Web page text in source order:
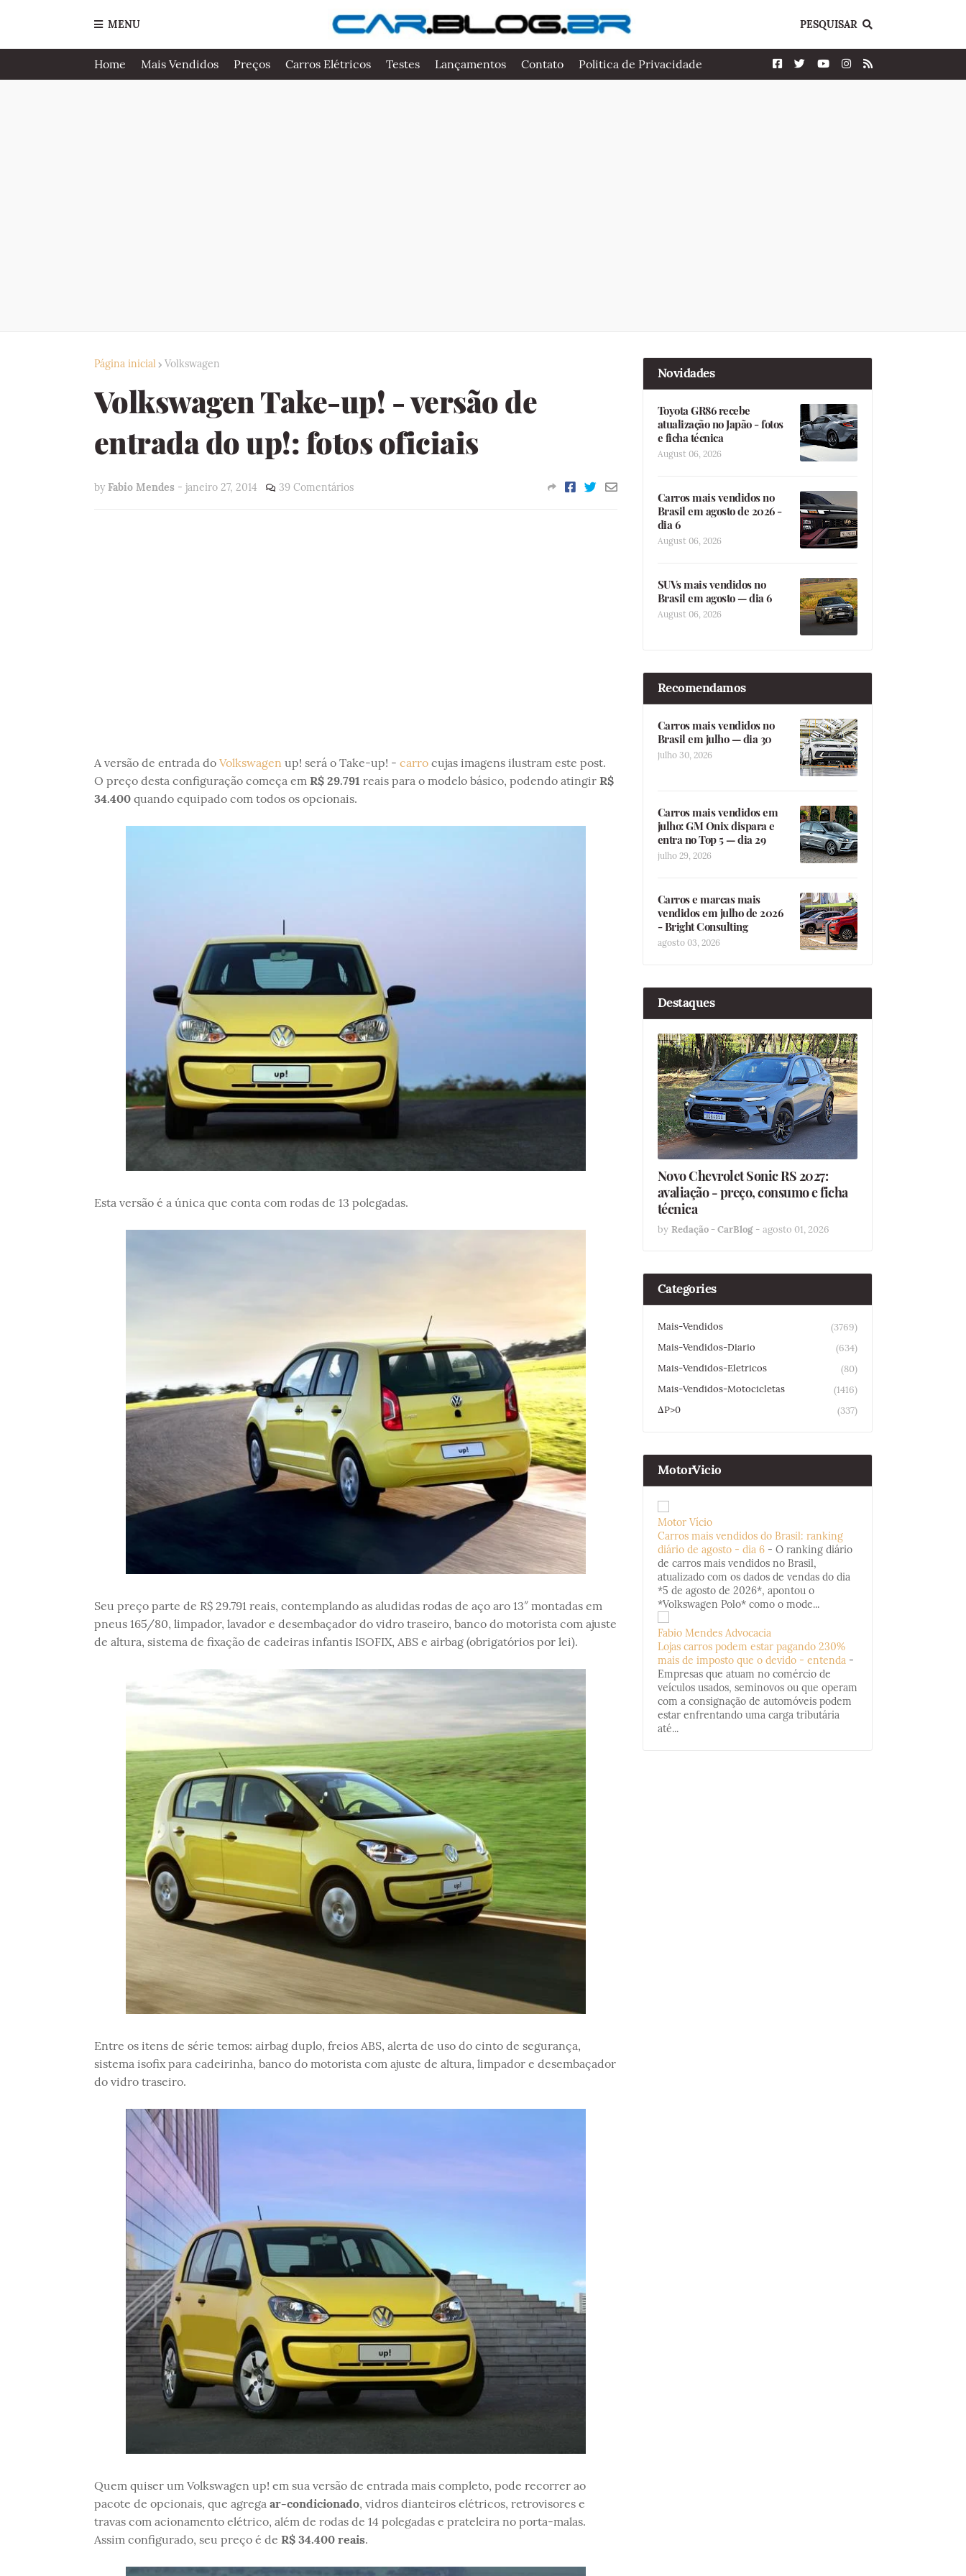
MENU PESQUISAR
Home Mais Vendidos Preços Carros Elétricos Testes Lançamentos Contato Politica de Privacidade
Página inicial Volkswagen
Volkswagen Take-up! - versão de
entrada do up!: fotos oficiais
by Fabio Mendes - janeiro 27, 2014 39 Comentários
A versão de entrada do Volkswagen up! será o Take-up! - carrocujas imagens ilustram este post.
O preço desta configuração começa em R$ 29.791 reais para o modelo básico, podendo atingir R$
34.400quando equipado com todos os opcionais.
Esta versão é a única que conta com rodas de 13 polegadas.
Seu preço parte de R$ 29.791 reais, contemplando as aludidas rodas de aço aro 13″ montadas em
pneus 165/80, limpador, lavador e desembaçador do vidro traseiro, banco do motorista com ajuste
de altura, sistema de fixação de cadeiras infantis ISOFIX, ABS e airbag (obrigatórios por lei).
Entre os itens de série temos: airbag duplo, freios ABS, alerta de uso do cinto de segurança,
sistema isofix para cadeirinha, banco do motorista com ajuste de altura, limpador e desembaçador
do vidro traseiro.
Quem quiser um Volkswagen up! em sua versão de entrada mais completo, pode recorrer ao
pacote de opcionais, que agrega ar-condicionado, vidros dianteiros elétricos, retrovisores e
travas com acionamento elétrico, além de rodas de 14 polegadas e prateleira no porta-malas.
Assim configurado, seu preço é de R$ 34.400 reais.
Novidades
Toyota GR86 recebe
atualização no Japão - fotos
e ficha técnica
August 06, 2026
Carros mais vendidos no
Brasil em agosto de 2026 -
dia 6
August 06, 2026
SUVs mais vendidos no
Brasil em agosto — dia 6
August 06, 2026
Recomendamos
Carros mais vendidos no
Brasil em julho — dia 30
julho 30, 2026
Carros mais vendidos em
julho: GM Onix dispara e
entra no Top 5 — dia 29
julho 29, 2026
Carros e marcas mais
vendidos em julho de 2026
- Bright Consulting
agosto 03, 2026
Destaques
Novo Chevrolet Sonic RS 2027:
avaliação - preço, consumo e ficha
técnica
by Redação - CarBlog - agosto 01, 2026
Categories
Mais-Vendidos
(3769)
Mais-Vendidos-Diario
(634)
Mais-Vendidos-Eletricos
(80)
Mais-Vendidos-Motocicletas
(1416)
ΔP>0
(337)
MotorVicio
Motor Vício
Carros mais vendidos do Brasil: ranking
diário de agosto - dia 6 - O ranking diário
de carros mais vendidos no Brasil,
atualizado com os dados de vendas do dia
*5 de agosto de 2026*, apontou o
*Volkswagen Polo* como o mode...
Fabio Mendes Advocacia
Lojas carros podem estar pagando 230%
mais de imposto que o devido - entenda -
Empresas que atuam no comércio de
veículos usados, seminovos ou que operam
com a consignação de automóveis podem
estar enfrentando uma carga tributária
até...